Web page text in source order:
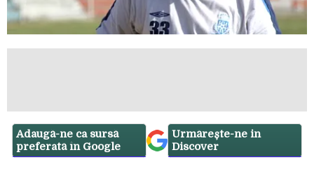
Adaugă-ne ca sursă
preferată în Google
Urmărește-ne in
Discover